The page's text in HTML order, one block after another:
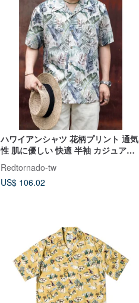
ハワイアンシャツ 花柄プリント 通気
性 肌に優しい 快適 半袖 カジュアル
Redtornado-tw
US$ 106.02